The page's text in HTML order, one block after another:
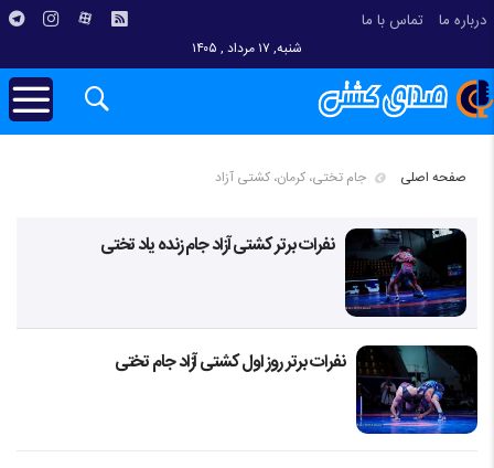
درباره ما تماس با ما
شنبه, ۱۷ مرداد , ۱۴۰۵
صفحه اصلی جام تختی، کرمان، کشتی آزاد
نفرات برتر کشتی آزاد جام زنده یاد تختی
نفرات برتر روز اول کشتی آزاد جام تختی